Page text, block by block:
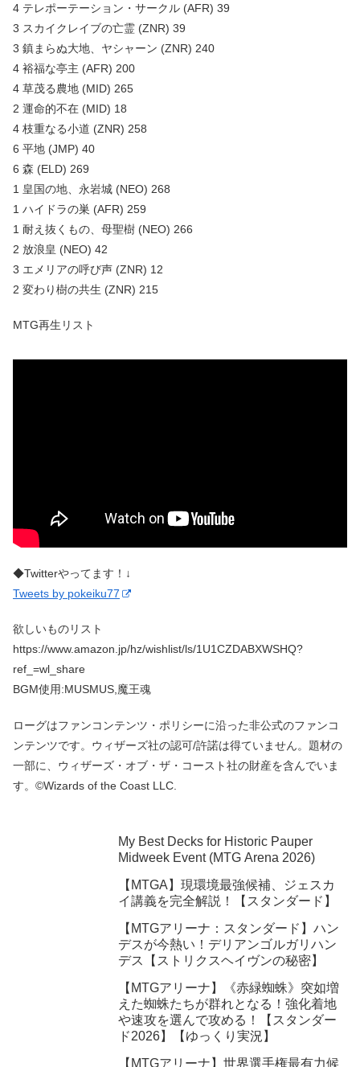
4 テレポーテーション・サークル (AFR) 39
3 スカイクレイブの亡霊 (ZNR) 39
3 鎮まらぬ大地、ヤシャーン (ZNR) 240
4 裕福な亭主 (AFR) 200
4 草茂る農地 (MID) 265
2 運命的不在 (MID) 18
4 枝重なる小道 (ZNR) 258
6 平地 (JMP) 40
6 森 (ELD) 269
1 皇国の地、永岩城 (NEO) 268
1 ハイドラの巣 (AFR) 259
1 耐え抜くもの、母聖樹 (NEO) 266
2 放浪皇 (NEO) 42
3 エメリアの呼び声 (ZNR) 12
2 変わり樹の共生 (ZNR) 215
MTG再生リスト
◆Twitterやってます！↓
Tweets by pokeiku77
欲しいものリスト
https://www.amazon.jp/hz/wishlist/ls/1U1CZDABXWSHQ?
ref_=wl_share
BGM使用:MUSMUS,魔王魂
ローグはファンコンテンツ・ポリシーに沿った非公式のファンコ
ンテンツです。ウィザーズ社の認可/許諾は得ていません。題材の
一部に、ウィザーズ・オブ・ザ・コースト社の財産を含んでいま
す。©Wizards of the Coast LLC.
My Best Decks for Historic Pauper
Midweek Event (MTG Arena 2026)
【MTGA】現環境最強候補、ジェスカ
イ講義を完全解説！【スタンダード】
【MTGアリーナ：スタンダード】ハン
デスが今熱い！デリアンゴルガリハン
デス【ストリクスヘイヴンの秘密】
【MTGアリーナ】《赤緑蜘蛛》突如増
えた蜘蛛たちが群れとなる！強化着地
や速攻を選んで攻める！【スタンダー
ド2026】【ゆっくり実況】
【MTGアリーナ】世界選手権最有力候